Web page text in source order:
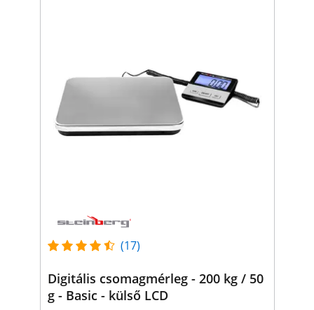
(17)
Digitális csomagmérleg - 200 kg / 50
g - Basic - külső LCD